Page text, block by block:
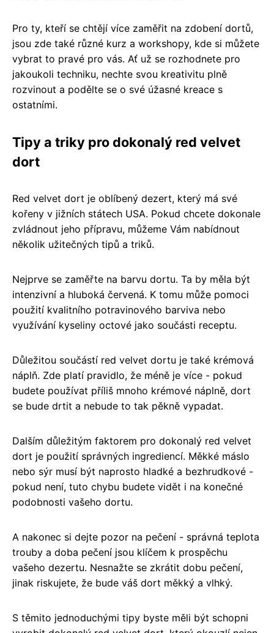
Pro ty, kteří se chtějí více zaměřit na zdobení dortů,
jsou zde také různé kurz a workshopy, kde si můžete
vybrat to pravé pro vás. Ať už se rozhodnete pro
jakoukoli techniku, nechte svou kreativitu plně
rozvinout a podělte se o své úžasné kreace s
ostatními.
Tipy a triky pro dokonalý red velvet
dort
Red velvet dort je oblíbený dezert, který má své
kořeny v jižních státech USA. Pokud chcete dokonale
zvládnout jeho přípravu, můžeme Vám nabídnout
několik užitečných tipů a triků.
Nejprve se zaměřte na barvu dortu. Ta by měla být
intenzivní a hluboká červená. K tomu může pomoci
použití kvalitního potravinového barviva nebo
využívání kyseliny octové jako součásti receptu.
Důležitou součástí red velvet dortu je také krémová
náplň. Zde platí pravidlo, že méně je více - pokud
budete používat příliš mnoho krémové náplně, dort
se bude drtit a nebude to tak pěkně vypadat.
Dalším důležitým faktorem pro dokonalý red velvet
dort je použití správných ingrediencí. Měkké máslo
nebo sýr musí být naprosto hladké a bezhrudkové -
pokud není, tuto chybu budete vidět i na konečné
podobnosti vašeho dortu.
A nakonec si dejte pozor na pečení - správná teplota
trouby a doba pečení jsou klíčem k prospěchu
vašeho dezertu. Nesnažte se zkrátit dobu pečení,
jinak riskujete, že bude váš dort měkký a vlhký.
S těmito jednoduchými tipy byste měli být schopni